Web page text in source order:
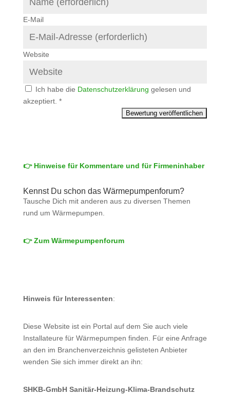
E-Mail
Website
Ich habe die Datenschutzerklärung gelesen und
akzeptiert. *
👉 Hinweise für Kommentare und für Firmeninhaber
Kennst Du schon das Wärmepumpenforum?
Tausche Dich mit anderen aus zu diversen Themen
rund um Wärmepumpen.
👉 Zum Wärmepumpenforum
Hinweis für Interessenten:
Diese Website ist ein Portal auf dem Sie auch viele
Installateure für Wärmepumpen finden. Für eine Anfrage
an den im Branchenverzeichnis gelisteten Anbieter
wenden Sie sich immer direkt an ihn:
SHKB-GmbH Sanitär-Heizung-Klima-Brandschutz